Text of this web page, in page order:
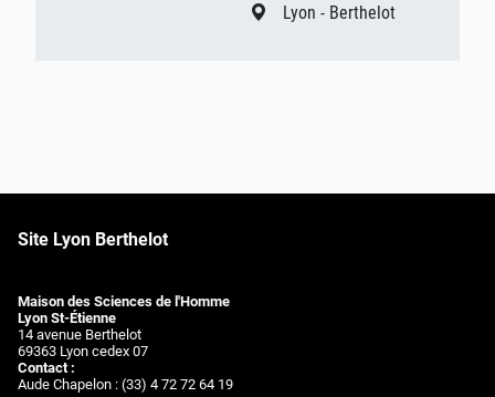
Lyon - Berthelot
Site Lyon Berthelot
Maison des Sciences de l'Homme
Lyon St-Étienne
14 avenue Berthelot
69363 Lyon cedex 07
Contact :
Aude Chapelon : (33) 4 72 72 64 19